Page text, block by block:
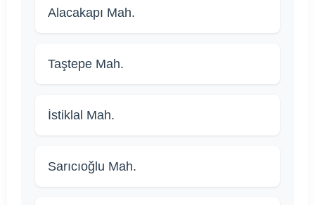
Alacakapı Mah.
Taştepe Mah.
İstiklal Mah.
Sarıcıoğlu Mah.